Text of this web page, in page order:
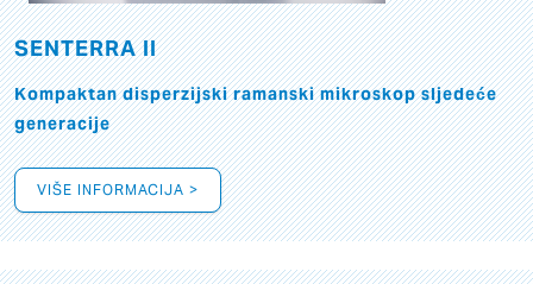
SENTERRA II
Kompaktan disperzijski ramanski mikroskop sljedeće
generacije
VIŠE INFORMACIJA >